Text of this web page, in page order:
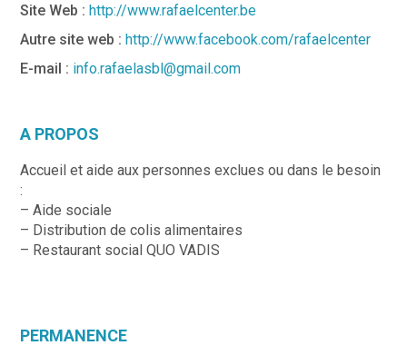
Site Web : http://www.rafaelcenter.be
Autre site web : http://www.facebook.com/rafaelcenter
E-mail : info.rafaelasbl@gmail.com
A PROPOS
Accueil et aide aux personnes exclues ou dans le besoin
:
– Aide sociale
– Distribution de colis alimentaires
– Restaurant social QUO VADIS
PERMANENCE